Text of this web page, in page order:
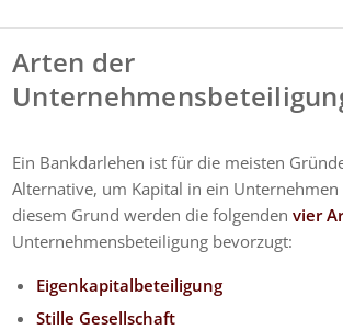
Arten der
Ein Bankdarlehen ist für die meisten
Alternative, um Kapital in ein
diesem Grund werden die folgendenvier
Unternehmensbeteiligung bevorzugt:
Eigenkapitalbeteiligung
Stille Gesellschaft